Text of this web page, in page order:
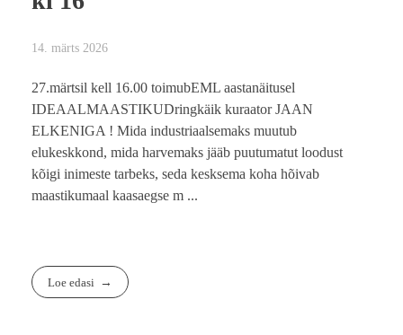
14. märts 2026
27.märtsil kell 16.00 toimubEML aastanäitusel
IDEAALMAASTIKUDringkäik kuraator JAAN
ELKENIGA ! Mida industriaalsemaks muutub
elukeskkond, mida harvemaks jääb puutumatut loodust
kõigi inimeste tarbeks, seda kesksema koha hõivab
maastikumaal kaasaegse m ...
Loe edasi